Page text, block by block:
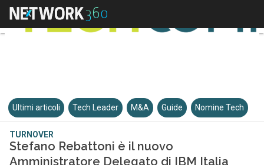
Ultimi articoli Tech Leader M&A Guide Nomine Tech
TURNOVER
Stefano Rebattoni è il nuovo
Amministratore Delegato di IBM Italia